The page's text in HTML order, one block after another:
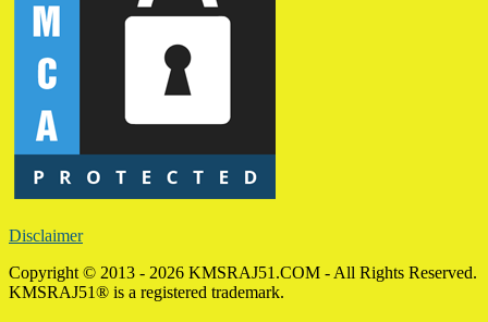
Disclaimer
Copyright © 2013 - 2026 KMSRAJ51.COM - All Rights Reserved.
KMSRAJ51® is a registered trademark.